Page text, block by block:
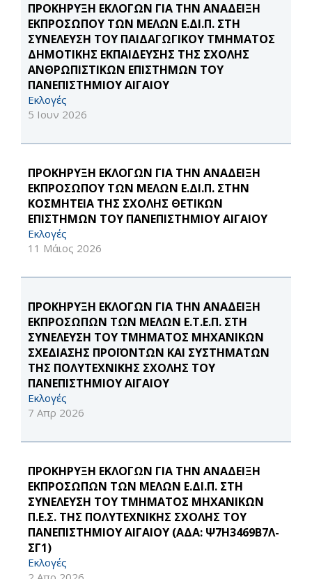
ΠΡΟΚΗΡΥΞΗ ΕΚΛΟΓΩΝ ΓΙΑ ΤΗΝ ΑΝΑΔΕΙΞΗ
ΕΚΠΡΟΣΩΠΟΥ ΤΩΝ ΜΕΛΩΝ Ε.ΔΙ.Π. ΣΤΗ
ΣΥΝΕΛΕΥΣΗ ΤΟΥ ΠΑΙΔΑΓΩΓΙΚΟΥ ΤΜΗΜΑΤΟΣ
ΔΗΜΟΤΙΚΗΣ ΕΚΠΑΙΔΕΥΣΗΣ ΤΗΣ ΣΧΟΛΗΣ
ΑΝΘΡΩΠΙΣΤΙΚΩΝ ΕΠΙΣΤΗΜΩΝ ΤΟΥ
ΠΑΝΕΠΙΣΤΗΜΙΟΥ ΑΙΓΑΙΟΥ
Εκλογές
5 Ιουν 2026
ΠΡΟΚΗΡΥΞΗ ΕΚΛΟΓΩΝ ΓΙΑ ΤΗΝ ΑΝΑΔΕΙΞΗ
ΕΚΠΡΟΣΩΠΟΥ ΤΩΝ ΜΕΛΩΝ Ε.ΔΙ.Π. ΣΤΗΝ
ΚΟΣΜΗΤΕΙΑ ΤΗΣ ΣΧΟΛΗΣ ΘΕΤΙΚΩΝ
ΕΠΙΣΤΗΜΩΝ ΤΟΥ ΠΑΝΕΠΙΣΤΗΜΙΟΥ ΑΙΓΑΙΟΥ
Εκλογές
11 Μάιος 2026
ΠΡΟΚΗΡΥΞΗ ΕΚΛΟΓΩΝ ΓΙΑ ΤΗΝ ΑΝΑΔΕΙΞΗ
ΕΚΠΡΟΣΩΠΩΝ ΤΩΝ ΜΕΛΩΝ Ε.Τ.Ε.Π. ΣΤΗ
ΣΥΝΕΛΕΥΣΗ ΤΟΥ ΤΜΗΜΑΤΟΣ ΜΗΧΑΝΙΚΩΝ
ΣΧΕΔΙΑΣΗΣ ΠΡΟΪΟΝΤΩΝ ΚΑΙ ΣΥΣΤΗΜΑΤΩΝ
ΤΗΣ ΠΟΛΥΤΕΧΝΙΚΗΣ ΣΧΟΛΗΣ ΤΟΥ
ΠΑΝΕΠΙΣΤΗΜΙΟΥ ΑΙΓΑΙΟΥ
Εκλογές
7 Απρ 2026
ΠΡΟΚΗΡΥΞΗ ΕΚΛΟΓΩΝ ΓΙΑ ΤΗΝ ΑΝΑΔΕΙΞΗ
ΕΚΠΡΟΣΩΠΩΝ ΤΩΝ ΜΕΛΩΝ Ε.ΔΙ.Π. ΣΤΗ
ΣΥΝΕΛΕΥΣΗ ΤΟΥ ΤΜΗΜΑΤΟΣ ΜΗΧΑΝΙΚΩΝ
Π.Ε.Σ. ΤΗΣ ΠΟΛΥΤΕΧΝΙΚΗΣ ΣΧΟΛΗΣ ΤΟΥ
ΠΑΝΕΠΙΣΤΗΜΙΟΥ ΑΙΓΑΙΟΥ (ΑΔΑ: Ψ7Η3469Β7Λ-
ΣΓ1)
Εκλογές